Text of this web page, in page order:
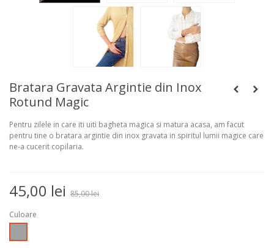
Bratara Gravata Argintie din Inox
Rotund Magic
Pentru zilele in care iti uiti bagheta magica si matura acasa, am facut
pentru tine o bratara argintie din inox gravata in spiritul lumii magice care
ne-a cucerit copilaria.
45,00 lei 85,00 lei
Culoare